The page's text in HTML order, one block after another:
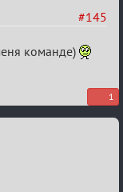
#145
команде)
1